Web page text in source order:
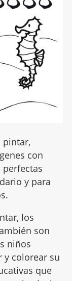
pintar,
con
y para
los
son
niños
y colorear su
que